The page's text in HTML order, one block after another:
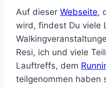
Auf dieser Webseite,
wird, findest Du viele
Resi, ich und viele
Lauftreffs, dem
teilgenommen haben